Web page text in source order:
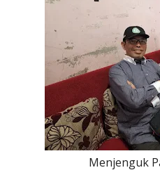
Menjenguk